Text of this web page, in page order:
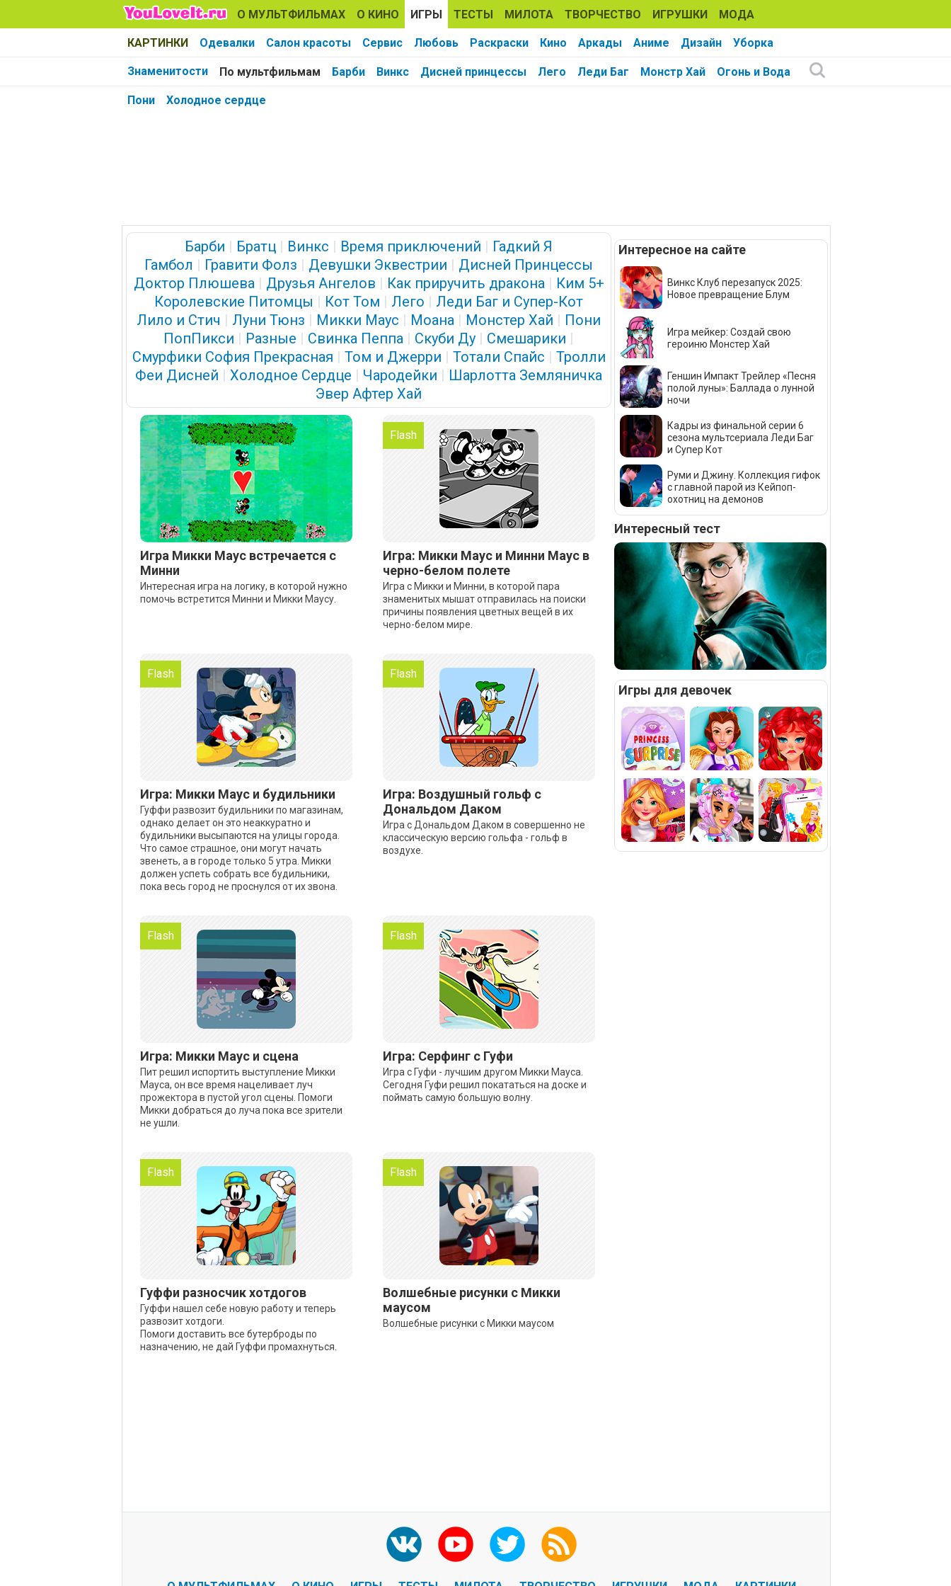
О МУЛЬТФИЛЬМАХ О КИНО ИГРЫ ТЕСТЫ МИЛОТА ТВОРЧЕСТВО ИГРУШКИ МОДА
КАРТИНКИ Одевалки Салон красоты Сервис Любовь Раскраски Кино Аркады Аниме Дизайн Уборка
Знаменитости По мультфильмам Барби Винкс Дисней принцессы Лего Леди Баг Монстр Хай Огонь и Вода
Пони Холодное сердце
Барби | Братц | Винкс | Время приключений | Гадкий Я
Гамбол | Гравити Фолз | Девушки Эквестрии | Дисней Принцессы
Доктор Плюшева| Друзья Ангелов | Как приручить дракона| Ким 5+
Королевские Питомцы | Кот Том | Лего | Леди Баг и Супер-Кот
Лило и Стич | Луни Тюнз | Микки Маус | Моана | Монстер Хай | Пони
ПопПикси | Разные | Свинка Пеппа | Скуби Ду | Смешарики |
Смурфики София Прекрасная | Том и Джерри | Тотали Спайс | Тролли
Феи Дисней | Холодное Сердце | Чародейки | Шарлотта Земляничка
Эвер Афтер Хай
Игра Микки Маус встречается с
Минни
Интересная игра на логику, в которой нужно
помочь встретится Минни и Микки Маусу.
Flash
Игра: Микки Маус и Минни Маус в
черно-белом полете
Игра с Микки и Минни, в которой пара
знаменитых мышат отправилась на поиски
причины появления цветных вещей в их
черно-белом мире.
Flash
Игра: Микки Маус и будильники
Гуффи развозит будильники по магазинам,
однако делает он это неаккуратно и
будильники высыпаются на улицы города.
Что самое страшное, они могут начать
звенеть, а в городе только 5 утра. Микки
должен успеть собрать все будильники,
пока весь город не проснулся от их звона.
Flash
Игра: Воздушный гольф с
Дональдом Даком
Игра с Дональдом Даком в совершенно не
классическую версию гольфа - гольф в
воздухе.
Flash
Игра: Микки Маус и сцена
Пит решил испортить выступление Микки
Мауса, он все время нацеливает луч
прожектора в пустой угол сцены. Помоги
Микки добраться до луча пока все зрители
не ушли.
Flash
Игра: Серфинг с Гуфи
Игра с Гуфи - лучшим другом Микки Мауса.
Сегодня Гуфи решил покататься на доске и
поймать самую большую волну.
Flash
Гуффи разносчик хотдогов
Гуффи нашел себе новую работу и теперь
развозит хотдоги.
Помоги доставить все бутерброды по
назначению, не дай Гуффи промахнуться.
Flash
Волшебные рисунки с Микки
маусом
Волшебные рисунки с Микки маусом
Интересное на сайте
Винкс Клуб перезапуск 2025:
Новое превращение Блум
Игра мейкер: Создай свою
героиню Монстер Хай
Геншин Импакт Трейлер «Песня
полой луны»: Баллада о лунной
ночи
Кадры из финальной серии 6
сезона мультсериала Леди Баг
и Супер Кот
Руми и Джину. Коллекция гифок
с главной парой из Кейпоп-
охотниц на демонов
Интересный тест
Игры для девочек